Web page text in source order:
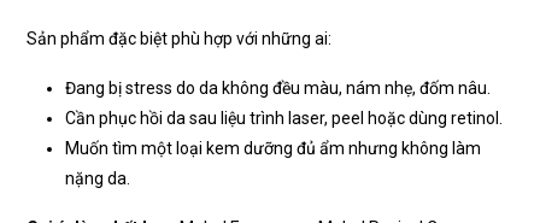
Sản phẩm đặc biệt phù hợp với những ai:
Đang bị stress do da không đều màu, nám nhẹ, đốm nâu.
Cần phục hồi da sau liệu trình laser, peel hoặc dùng retinol.
Muốn tìm một loại kem dưỡng đủ ẩm nhưng không làm
nặng da.